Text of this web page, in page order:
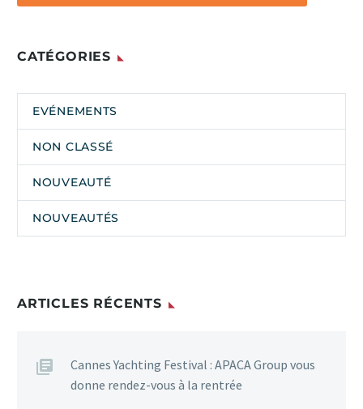
CATÉGORIES
EVÉNEMENTS
NON CLASSÉ
NOUVEAUTÉ
NOUVEAUTÉS
ARTICLES RÉCENTS
Cannes Yachting Festival : APACA Group vous
donne rendez-vous à la rentrée